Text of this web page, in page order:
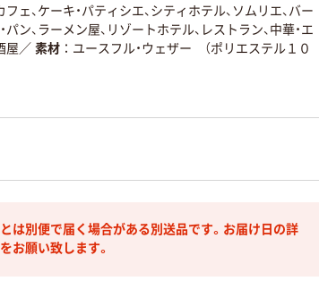
ェ、ケーキ・パティシエ、シティホテル、ソムリエ、バー
ン、ラーメン屋、リゾートホテル、レストラン、中華・エ
屋 ／ 素材
ユースフル・ウェザー （ポリエステル１０
は別便で届く場合がある別送品です。お届け日の詳
お願い致します。